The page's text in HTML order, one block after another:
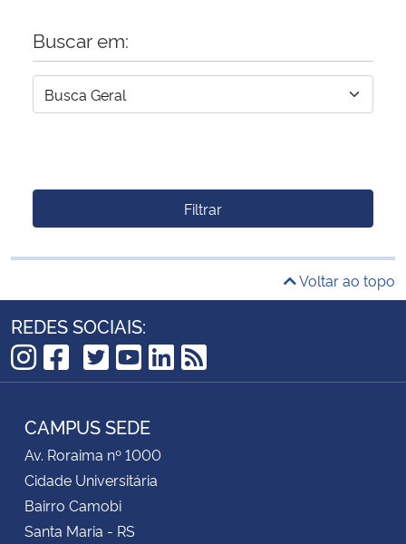
Buscar em:
Filtrar
Voltar ao topo
REDES SOCIAIS:
Instagram
Facebook
TikTok
Twitter
YouTube
LinkedIn
RSS
CAMPUS SEDE
Av. Roraima nº 1000
Cidade Universitária
Bairro Camobi
Santa Maria - RS